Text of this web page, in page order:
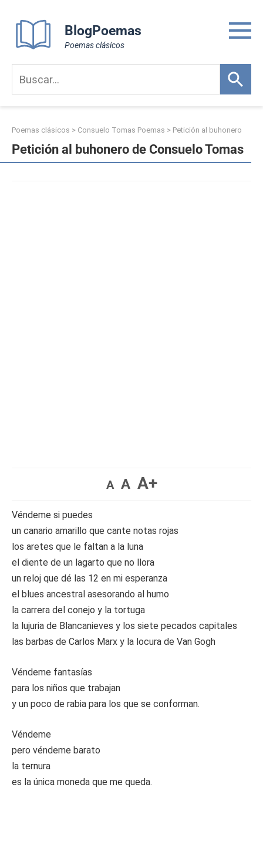
content
BlogPoemas
Poemas clásicos
Poemas clásicos > Consuelo Tomas Poemas > Petición al buhonero
Petición al buhonero de Consuelo Tomas
A A A+
Véndeme si puedes
un canario amarillo que cante notas rojas
los aretes que le faltan a la luna
el diente de un lagarto que no llora
un reloj que dé las 12 en mi esperanza
el blues ancestral asesorando al humo
la carrera del conejo y la tortuga
la lujuria de Blancanieves y los siete pecados capitales
las barbas de Carlos Marx y la locura de Van Gogh
Véndeme fantasías
para los niños que trabajan
y un poco de rabia para los que se conforman.
Véndeme
pero véndeme barato
la ternura
es la única moneda que me queda.